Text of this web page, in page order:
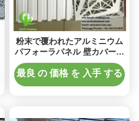
粉末で覆われたアルミニウム
パフォーラパネル 壁カバー用
のカスタムRALカラーとレー
ザーカット技術
最良 の 価格 を 入手 する